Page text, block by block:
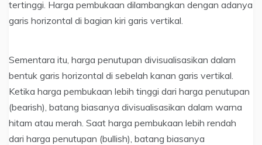
tertinggi. Harga pembukaan dilambangkan dengan adanya
garis horizontal di bagian kiri garis vertikal.
Sementara itu, harga penutupan divisualisasikan dalam
bentuk garis horizontal di sebelah kanan garis vertikal.
Ketika harga pembukaan lebih tinggi dari harga penutupan
(bearish), batang biasanya divisualisasikan dalam warna
hitam atau merah. Saat harga pembukaan lebih rendah
dari harga penutupan (bullish), batang biasanya